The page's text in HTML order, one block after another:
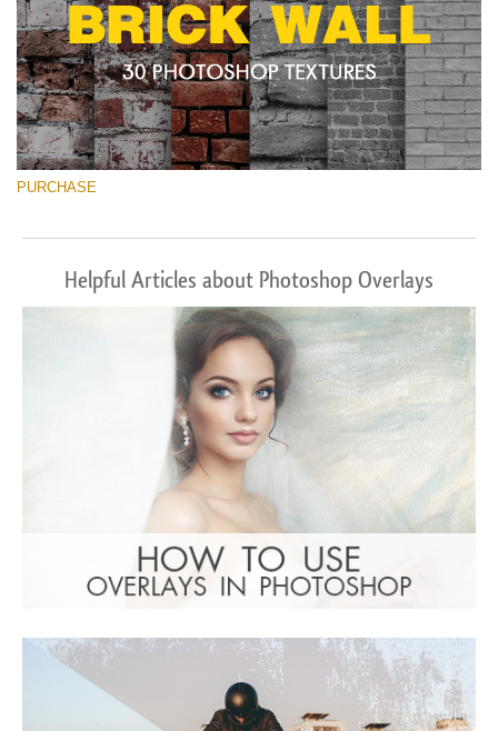
PURCHASE
Helpful Articles about Photoshop Overlays